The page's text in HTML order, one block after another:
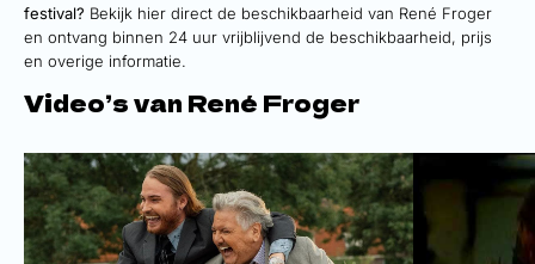
festival? Bekijk hier direct de beschikbaarheid van René Froger
en ontvang binnen 24 uur vrijblijvend de beschikbaarheid, prijs
en overige informatie.
Video’s van René Froger